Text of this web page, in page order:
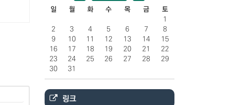
일
월 화 수 목 금
토
1
2
3 4 5 6 7
8
9
10 11 12 13 14
15
16
17 18 19 20 21
22
23
24 25 26 27 28
29
30
31
링크